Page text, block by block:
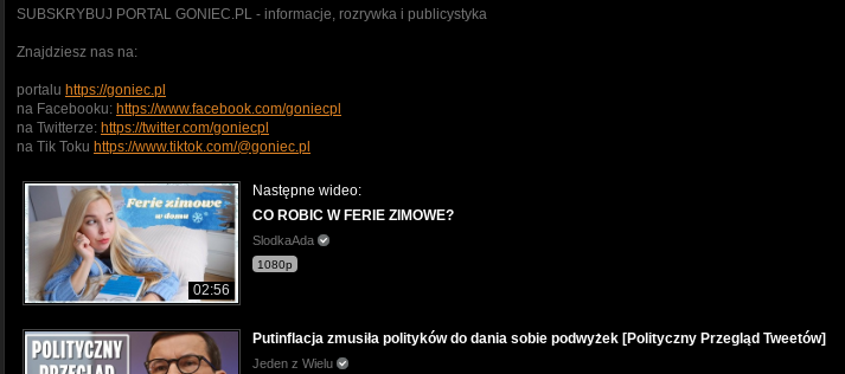
SUBSKRYBUJ PORTAL GONIEC.PL - informacje, rozrywka i publicystyka
Znajdziesz nas na:
portalu https://goniec.pl
na Facebooku: https://www.facebook.com/goniecpl
na Twitterze: https://twitter.com/goniecpl
na Tik Toku https://www.tiktok.com/@goniec.pl
02:56
Następne wideo:
CO ROBIC W FERIE ZIMOWE?
SlodkaAda
1080p
Putinflacja zmusiła polityków do dania sobie podwyżek [Polityczny Przegląd Tweetów]
Jeden z Wielu